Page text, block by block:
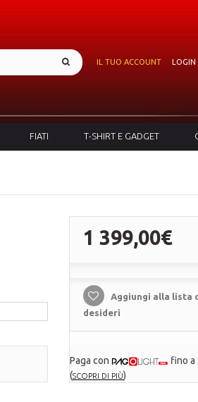
IL TUO ACCOUNT
LOGIN
FIATI T-SHIRT E GADGET
1 399,00€
Aggiungi alla lista
desideri
Paga con
fino a
(SCOPRI DI PIÙ)